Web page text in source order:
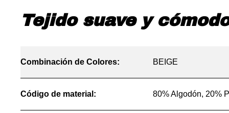
Tejido suave y
Combinación de Colores: BEIGE
Código de material: 80% Algodón, 20%